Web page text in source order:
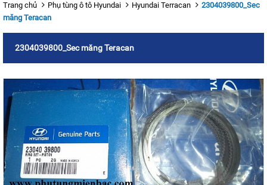
Trang chủ Phụ tùng ô tô Hyundai Hyundai Terracan
2304039800_Sec
măng Teracan
2304039800_Sec măng Teracan